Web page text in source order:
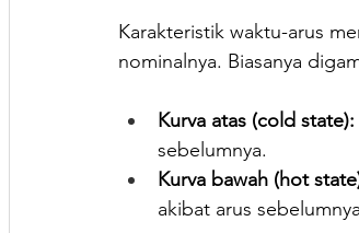
Karakteristik waktu-arus
nominalnya. Biasanya
Kurva atas (cold state):
sebelumnya.
Kurva bawah (hot
akibat arus